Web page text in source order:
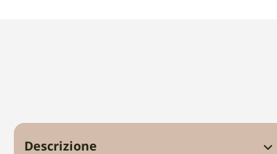
Descrizione